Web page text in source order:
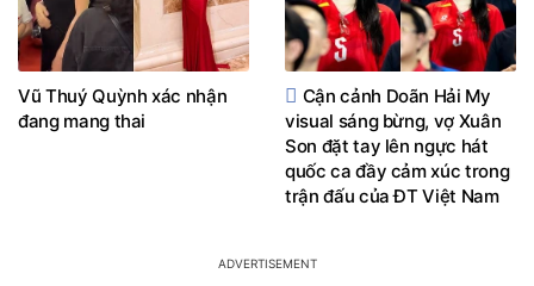
Vũ Thuý Quỳnh xác nhận
đang mang thai
Cận cảnh Doãn Hải My
visual sáng bừng, vợ Xuân
Son đặt tay lên ngực hát
quốc ca đầy cảm xúc trong
trận đấu của ĐT Việt Nam